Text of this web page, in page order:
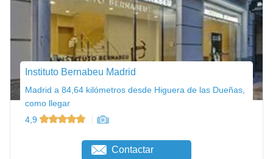
Instituto Bernabeu Madrid
Madrid a 84,64 kilómetros desde Higuera de las Dueñas,
como llegar
4,9
Contactar